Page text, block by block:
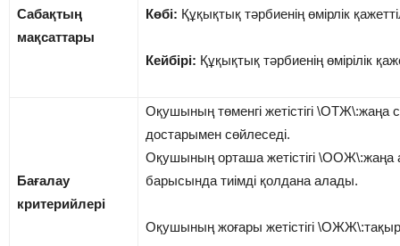
Сабақтың
мақсаттары
Көбі: Құқықтық тәрбиенің өмірлік
Кейбірі: Құқықтық тәрбиенің өмірілік
Бағалау
критерийлері
Оқушының төменгі жетістігі
достарымен сөйлеседі.
Оқушының орташа жетістігі \ООЖ\:жаңа
барысында тиімді қолдана алады.
Оқушының жоғары жетістігі